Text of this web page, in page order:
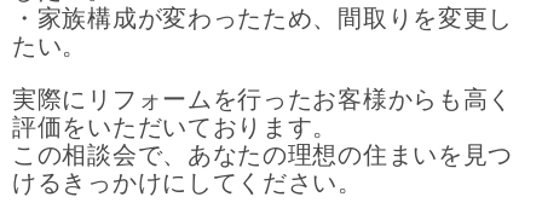
・家族構成が変わったため、間取りを変更し
たい。
実際にリフォームを行ったお客様からも高く
評価をいただいております。
この相談会で、あなたの理想の住まいを見つ
けるきっかけにしてください。